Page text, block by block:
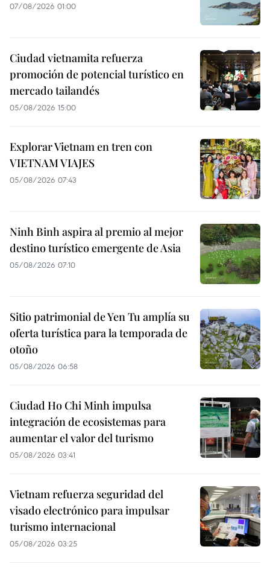
07/08/2026 01:00
Ciudad vietnamita refuerza
promoción de potencial turístico en
mercado tailandés
05/08/2026 15:00
Explorar Vietnam en tren con
VIETNAM VIAJES
05/08/2026 07:43
Ninh Binh aspira al premio al mejor
destino turístico emergente de Asia
05/08/2026 07:10
Sitio patrimonial de Yen Tu amplía su
oferta turística para la temporada de
otoño
05/08/2026 06:58
Ciudad Ho Chi Minh impulsa
integración de ecosistemas para
aumentar el valor del turismo
05/08/2026 03:41
Vietnam refuerza seguridad del
visado electrónico para impulsar
turismo internacional
05/08/2026 03:25